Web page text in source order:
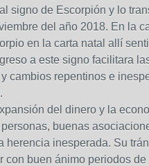
signo de Escorpión y lo
del año 2018. En la
en la carta natal allí
a este signo facilitara
cambios repentinos e
del dinero y la
buenas
herencia inesperada. Su
con buen ánimo periodos de